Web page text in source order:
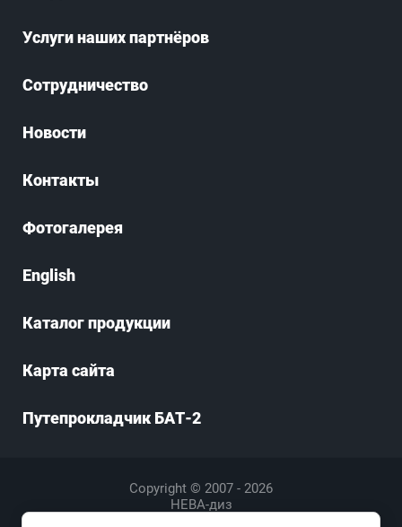
Услуги наших партнёров
Сотрудничество
Новости
Контакты
Фотогалерея
English
Каталог продукции
Карта сайта
Путепрокладчик БАТ-2
Copyright © 2007 - 2026
НЕВА-диз